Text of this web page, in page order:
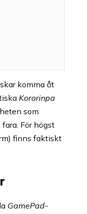
komma åt
Kororinpa
som
För högst
finns faktiskt
GamePad-